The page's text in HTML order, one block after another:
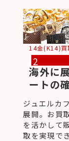
14金(K14)買
2
海外に
ートの
ジュエルカ
展開。お買
を活かして
取を実現で